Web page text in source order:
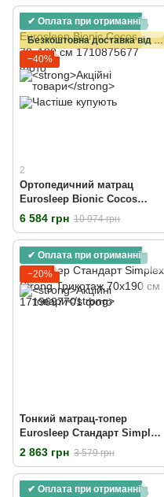
✔ Оплата при отриманні
Безкоштовна доставка від 15000 грн
−40%
2
Ортопедичний матрац
Eurosleep Bionic Cocos
70х190 см
6 584 грн 10 974 грн
✔ Оплата при отриманні
−20%
Тонкий матрац-топер
Eurosleep Стандарт Simplex
Strong Трикотаж 70х190 см
2 863 грн 3 579 грн
✔ Оплата при отриманні